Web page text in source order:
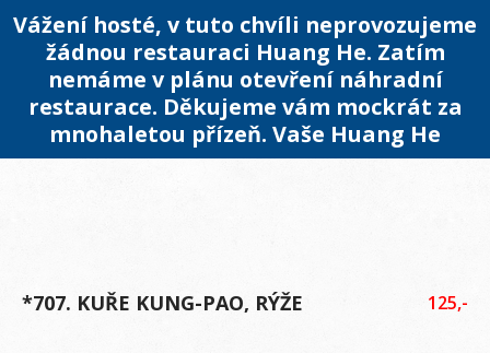
Vážení hosté, v tuto chvíli neprovozujeme
žádnou restauraci Huang He. Zatím
nemáme v plánu otevření náhradní
restaurace. Děkujeme vám mockrát za
mnohaletou přízeň. Vaše Huang He
*707. KUŘE KUNG-PAO, RÝŽE 125,-